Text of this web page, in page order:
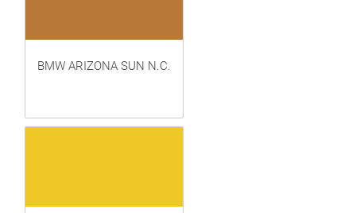
BMW ARIZONA SUN N.C.